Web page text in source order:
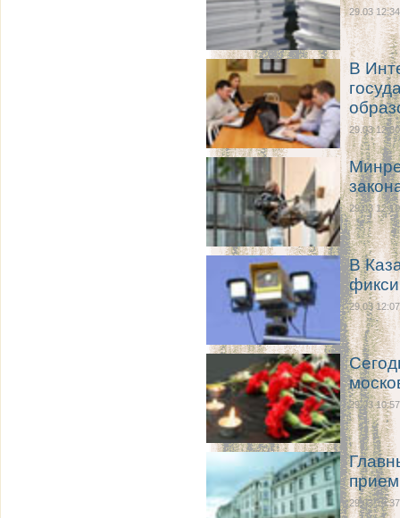
29.03 12:34
В
29.03 12:30
29.03 12:10
В
29.03 12:07
29.03 10:57
29.03 10:37